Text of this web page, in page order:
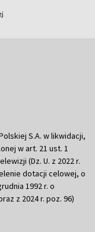
S.A. w likwidacji,
w art. 21 ust. 1
(Dz. U. z 2022 r.
dotacji celowej, o
1992 r. o
z 2024 r. poz. 96)